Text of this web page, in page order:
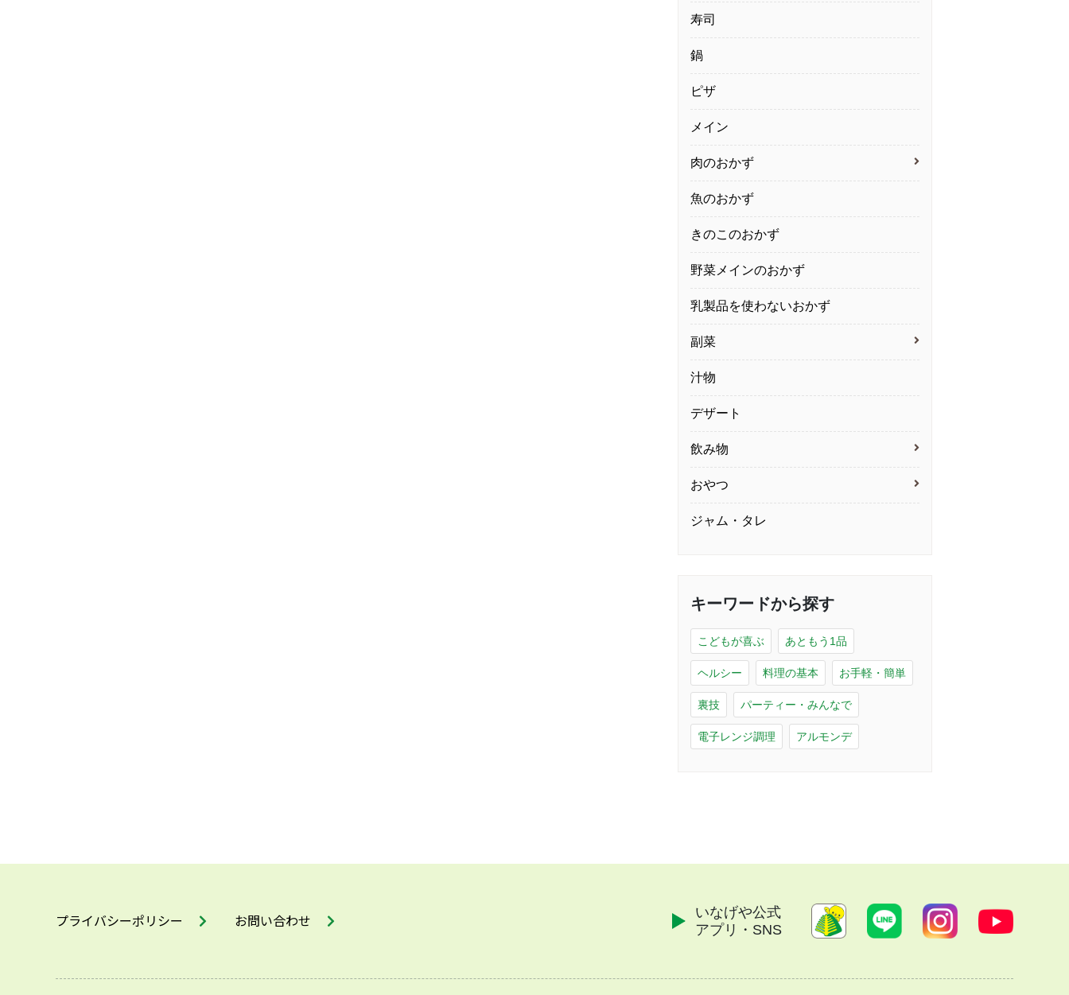
寿司
鍋
ピザ
メイン
肉のおかず
魚のおかず
きのこのおかず
野菜メインのおかず
乳製品を使わないおかず
副菜
汁物
デザート
飲み物
おやつ
ジャム・タレ
キーワードから探す
こどもが喜ぶ あともう1品
ヘルシー 料理の基本 お手軽・簡単
裏技 パーティー・みんなで
電子レンジ調理 アルモンデ
プライバシーポリシー お問い合わせ
いなげや公式
アプリ・SNS